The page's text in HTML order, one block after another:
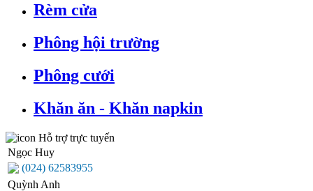
Rèm cửa
Phông hội trường
Phông cưới
Khăn ăn - Khăn napkin
Hỗ trợ trực tuyến
Ngọc Huy
(024) 62583955
Quỳnh Anh